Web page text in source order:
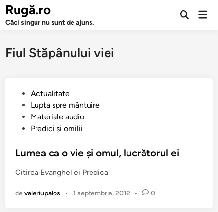
Sari
conținut
Rugă.ro
Căci singur nu sunt de ajuns.
Deschide
Fiul Stăpânului viei
c
t
n
Actualitate
Lupta spre mântuire
Materiale audio
Predici şi omilii
Lumea ca o vie şi omul, lucrătorul ei
Citirea Evangheliei Predica
devaleriupalos • 3 septembrie, 2012 • 0